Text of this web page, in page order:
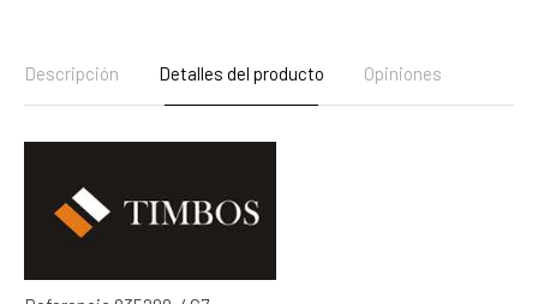
Descripción Detalles del producto Opiniones